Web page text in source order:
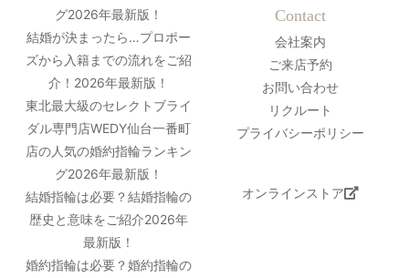
グ2026年最新版！
結婚が決まったら…プロポー
ズから入籍までの流れをご紹
介！2026年最新版！
東北最大級のセレクトブライ
ダル専門店WEDY仙台一番町
店の人気の婚約指輪ランキン
グ2026年最新版！
結婚指輪は必要？結婚指輪の
歴史と意味をご紹介2026年
最新版！
婚約指輪は必要？婚約指輪の
Contact
会社案内
ご来店予約
お問い合わせ
リクルート
プライバシーポリシー
オンラインストア